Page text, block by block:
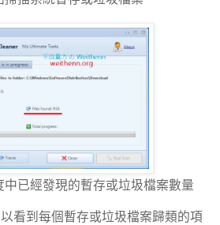
中已經發現的暫存或垃圾檔案數量
看到每個暫存或垃圾檔案歸類的項